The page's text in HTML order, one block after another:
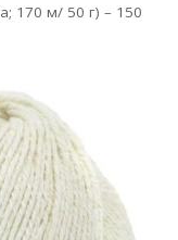
170 м/ 50 г) – 150